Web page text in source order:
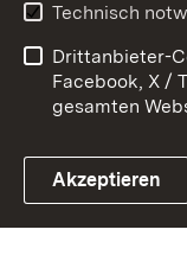
Link zum
Datenschutz
Impressum
Technisch
Drittanbieter-
Facebook, X /
gesamten
Akzeptieren